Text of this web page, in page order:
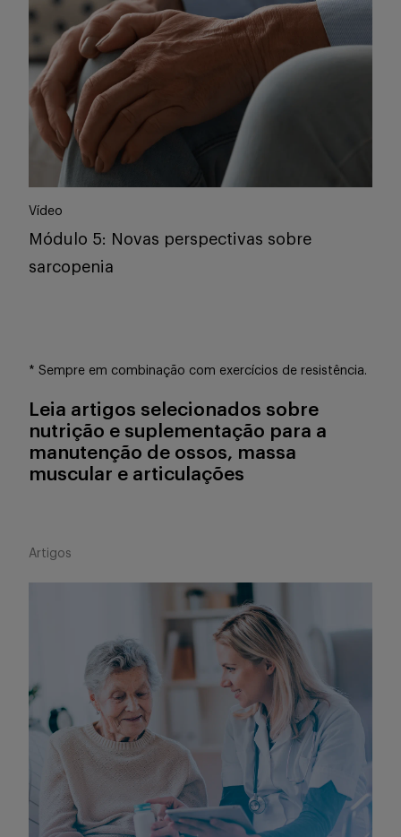
Vídeo
Módulo 5: Novas perspectivas sobre
sarcopenia
* Sempre em combinação com exercícios de resistência.
Leia artigos selecionados sobre
nutrição e suplementação para a
manutenção de ossos, massa
muscular e articulações
Artigos